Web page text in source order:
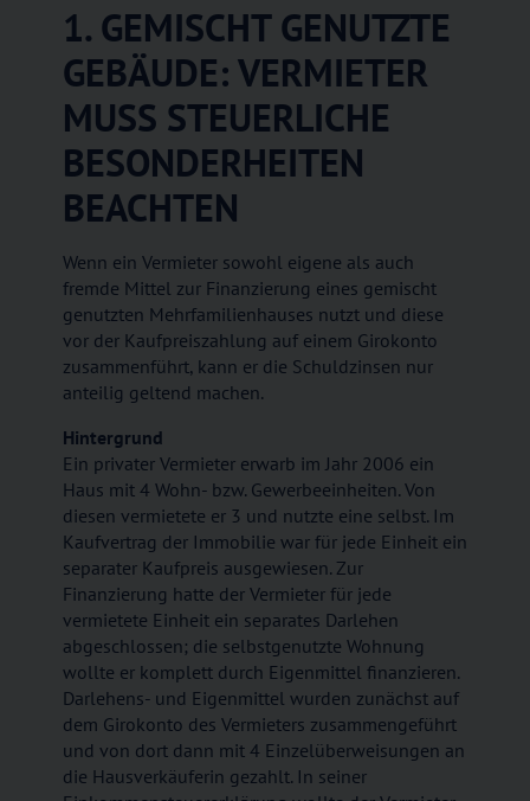
1. GEMISCHT GENUTZTE
GEBÄUDE: VERMIETER
MUSS STEUERLICHE
BESONDERHEITEN
BEACHTEN
Wenn ein Vermieter sowohl eigene als auch
fremde Mittel zur Finanzierung eines gemischt
genutzten Mehrfamilienhauses nutzt und diese
vor der Kaufpreiszahlung auf einem Girokonto
zusammenführt, kann er die Schuldzinsen nur
anteilig geltend machen.
Hintergrund
Ein privater Vermieter erwarb im Jahr 2006 ein
Haus mit 4 Wohn- bzw. Gewerbeeinheiten. Von
diesen vermietete er 3 und nutzte eine selbst. Im
Kaufvertrag der Immobilie war für jede Einheit ein
separater Kaufpreis ausgewiesen. Zur
Finanzierung hatte der Vermieter für jede
vermietete Einheit ein separates Darlehen
abgeschlossen; die selbstgenutzte Wohnung
wollte er komplett durch Eigenmittel finanzieren.
Darlehens- und Eigenmittel wurden zunächst auf
dem Girokonto des Vermieters zusammengeführt
und von dort dann mit 4 Einzelüberweisungen an
die Hausverkäuferin gezahlt. In seiner